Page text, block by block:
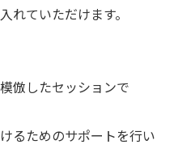
れていただけます。
倣したセッションで
るためのサポートを行い